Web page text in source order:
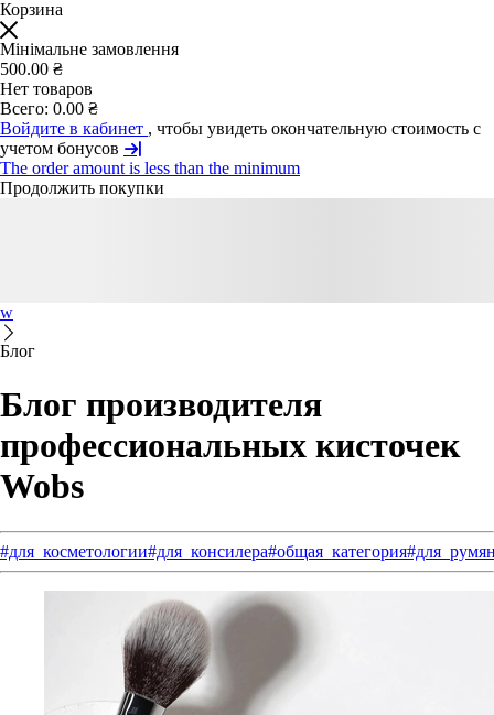
Корзина
Мінімальне замовлення
500.00 ₴
Нет товаров
Всего: 0.00 ₴
Войдите в кабинет , чтобы увидеть окончательную стоимость с
учетом бонусов
The order amount is less than the minimum
Продолжить покупки
w
Блог
Блог производителя
профессиональных кисточек
Wobs
#для_косметологии#для_консилера#общая_категория